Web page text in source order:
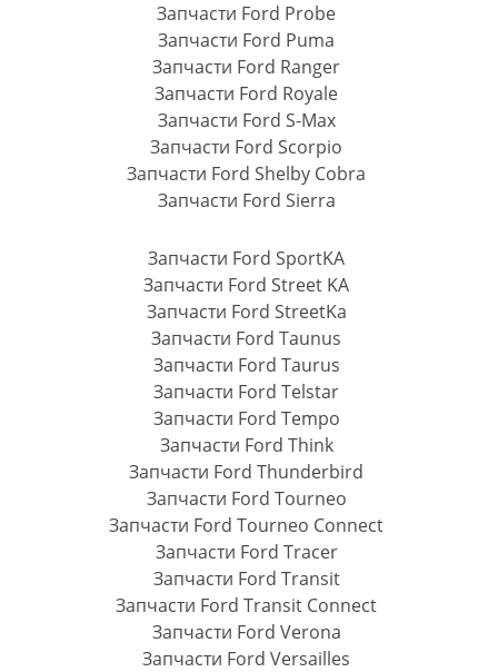
Запчасти Ford Probe
Запчасти Ford Puma
Запчасти Ford Ranger
Запчасти Ford Royale
Запчасти Ford S-Max
Запчасти Ford Scorpio
Запчасти Ford Shelby Cobra
Запчасти Ford Sierra
Запчасти Ford SportKA
Запчасти Ford Street KA
Запчасти Ford StreetKa
Запчасти Ford Taunus
Запчасти Ford Taurus
Запчасти Ford Telstar
Запчасти Ford Tempo
Запчасти Ford Think
Запчасти Ford Thunderbird
Запчасти Ford Tourneo
Запчасти Ford Tourneo Connect
Запчасти Ford Tracer
Запчасти Ford Transit
Запчасти Ford Transit Connect
Запчасти Ford Verona
Запчасти Ford Versailles